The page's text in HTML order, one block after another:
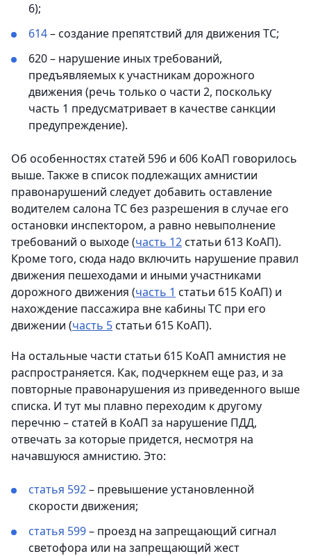
6);
614– создание препятствий для движения ТС;
620 – нарушение иных требований,
предъявляемых к участникам дорожного
движения (речь только о части 2, поскольку
часть 1 предусматривает в качестве санкции
предупреждение).
Об особенностях статей 596 и 606 КоАП говорилось
выше. Также в список подлежащих амнистии
правонарушений следует добавить оставление
водителем салона ТС без разрешения в случае его
остановки инспектором, а равно невыполнение
требований о выходе (часть 12статьи 613 КоАП).
Кроме того, сюда надо включить нарушение правил
движения пешеходами и иными участниками
дорожного движения (часть 1 статьи 615 КоАП) и
нахождение пассажира вне кабины ТС при его
движении (часть 5статьи 615 КоАП).
На остальные части статьи 615 КоАП амнистия не
распространяется. Как, подчеркнем еще раз, и за
повторные правонарушения из приведенного выше
списка. И тут мы плавно переходим к другому
перечню – статей в КоАП за нарушение ПДД,
отвечать за которые придется, несмотря на
начавшуюся амнистию. Это:
статья 592– превышение установленной
скорости движения;
статья 599– проезд на запрещающий сигнал
светофора или на запрещающий жест